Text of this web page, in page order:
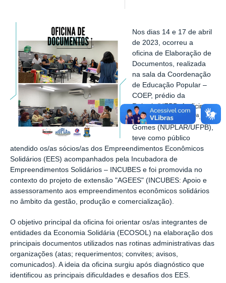
Nos dias 14 e 17 de abril
de 2023, ocorreu a
oficina de Elaboração de
Documentos, realizada
na sala da Coordenação
de Educação Popular –
COEP, prédio da
Reitoria/UFPB. A oficina,
ministrada pela Profª. Íris
Gomes (NUPLAR/UFPB),
teve como público
atendido os/as sócios/as dos Empreendimentos Econômicos
Solidários (EES) acompanhados pela Incubadora de
Empreendimentos Solidários – INCUBES e foi promovida no
contexto do projeto de extensão "AGEES" (INCUBES: Apoio e
assessoramento aos empreendimentos econômicos solidários
no âmbito da gestão, produção e comercialização).
O objetivo principal da oficina foi orientar os/as integrantes de
entidades da Economia Solidária (ECOSOL) na elaboração dos
principais documentos utilizados nas rotinas administrativas das
organizações (atas; requerimentos; convites; avisos,
comunicados). A ideia da oficina surgiu após diagnóstico que
identificou as principais dificuldades e desafios dos EES.